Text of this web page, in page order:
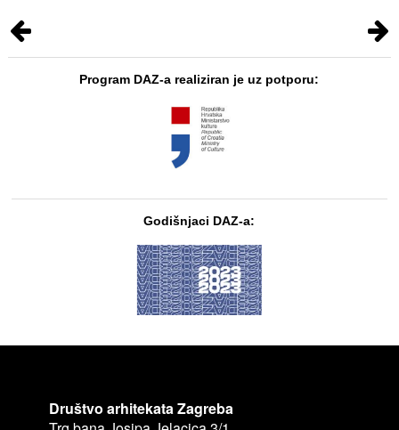
Program DAZ-a realiziran je uz potporu:
Godišnjaci DAZ-a:
Društvo arhitekata Zagreba